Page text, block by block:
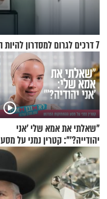
7 דרכים לגרום למסדרון להיות החלל הכי מפתיע בבית
"שאלתי את אמא שלי 'אני
יהודייה?'": קטרין נמני על מסע
ההתחזקות המרגש